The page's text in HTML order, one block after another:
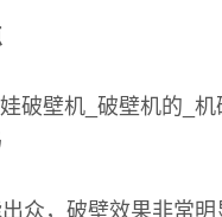
众，破壁效果非常